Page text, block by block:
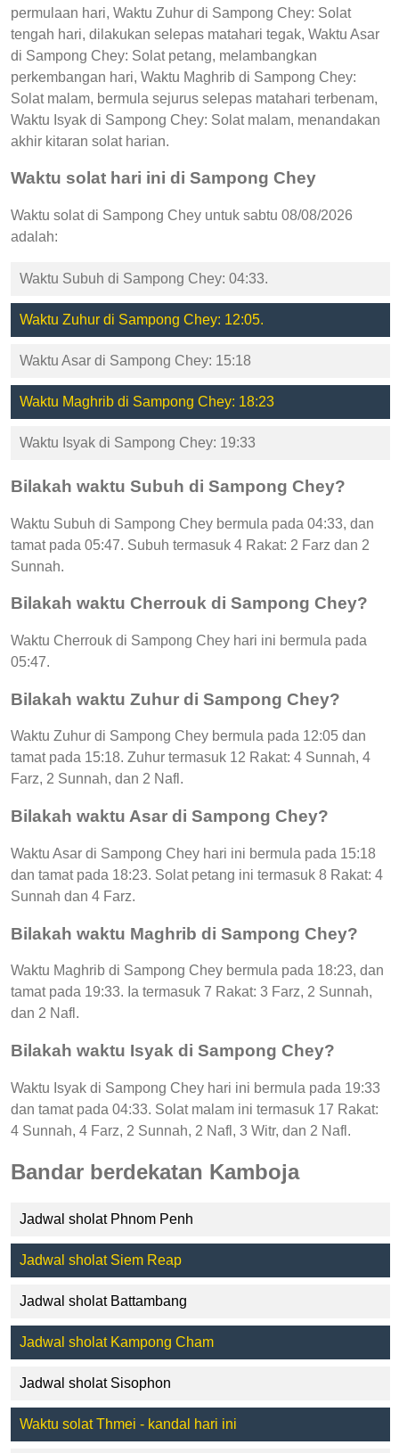
permulaan hari, Waktu Zuhur di Sampong Chey: Solat
tengah hari, dilakukan selepas matahari tegak, Waktu Asar
di Sampong Chey: Solat petang, melambangkan
perkembangan hari, Waktu Maghrib di Sampong Chey:
Solat malam, bermula sejurus selepas matahari terbenam,
Waktu Isyak di Sampong Chey: Solat malam, menandakan
akhir kitaran solat harian.
Waktu solat hari ini di Sampong Chey
Waktu solat di Sampong Chey untuk sabtu 08/08/2026
adalah:
Waktu Subuh di Sampong Chey: 04:33.
Waktu Zuhur di Sampong Chey: 12:05.
Waktu Asar di Sampong Chey: 15:18
Waktu Maghrib di Sampong Chey: 18:23
Waktu Isyak di Sampong Chey: 19:33
Bilakah waktu Subuh di Sampong Chey?
Waktu Subuh di Sampong Chey bermula pada 04:33, dan
tamat pada 05:47. Subuh termasuk 4 Rakat: 2 Farz dan 2
Sunnah.
Bilakah waktu Cherrouk di Sampong Chey?
Waktu Cherrouk di Sampong Chey hari ini bermula pada
05:47.
Bilakah waktu Zuhur di Sampong Chey?
Waktu Zuhur di Sampong Chey bermula pada 12:05 dan
tamat pada 15:18. Zuhur termasuk 12 Rakat: 4 Sunnah, 4
Farz, 2 Sunnah, dan 2 Nafl.
Bilakah waktu Asar di Sampong Chey?
Waktu Asar di Sampong Chey hari ini bermula pada 15:18
dan tamat pada 18:23. Solat petang ini termasuk 8 Rakat: 4
Sunnah dan 4 Farz.
Bilakah waktu Maghrib di Sampong Chey?
Waktu Maghrib di Sampong Chey bermula pada 18:23, dan
tamat pada 19:33. Ia termasuk 7 Rakat: 3 Farz, 2 Sunnah,
dan 2 Nafl.
Bilakah waktu Isyak di Sampong Chey?
Waktu Isyak di Sampong Chey hari ini bermula pada 19:33
dan tamat pada 04:33. Solat malam ini termasuk 17 Rakat:
4 Sunnah, 4 Farz, 2 Sunnah, 2 Nafl, 3 Witr, dan 2 Nafl.
Bandar berdekatan Kamboja
Jadwal sholat Phnom Penh
Jadwal sholat Siem Reap
Jadwal sholat Battambang
Jadwal sholat Kampong Cham
Jadwal sholat Sisophon
Waktu solat Thmei - kandal hari ini